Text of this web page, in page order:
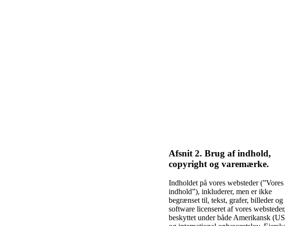
Afsnit 2. Brug af indhold,
copyright og varemærke.
Indholdet på vores websteder (”Vores
indhold”), inkluderer, men er ikke
begrænset til, tekst, grafer, billeder og
software licenseret af vores
beskyttet under både Amerikansk